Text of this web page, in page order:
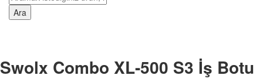
Ara
Swolx Combo XL-500 S3 İş Botu